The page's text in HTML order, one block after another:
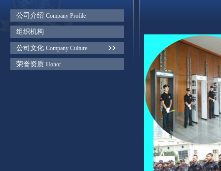
公司介绍 Company Profile
组织机构
公司文化 Company Culture
荣誉资质 Honor